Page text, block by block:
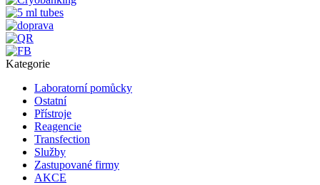
Kategorie
Laboratorní pomůcky
Ostatní
Přístroje
Reagencie
Transfection
Služby
Zastupované firmy
AKCE